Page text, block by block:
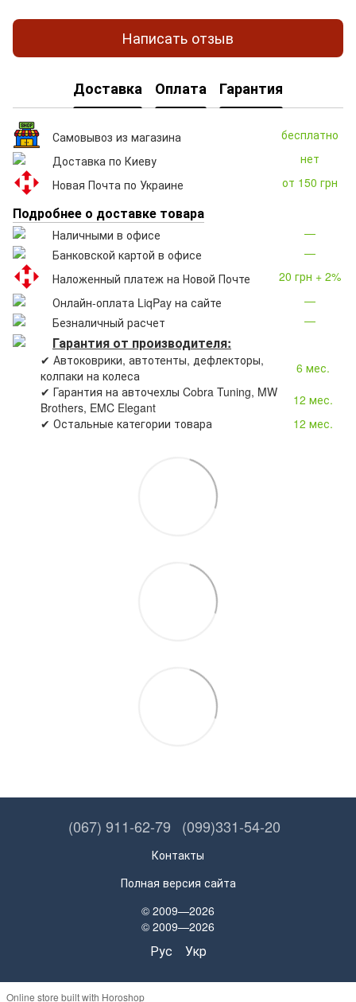
Написать отзыв
Доставка Оплата Гарантия
Самовывоз из магазина
бесплатно
Доставка по Киеву
нет
Новая Почта по Украине
от 150 грн
Подробнее о доставке товара
Наличными в офисе
—
Банковской картой в офисе
—
Наложенный платеж на Новой Почте
20 грн + 2%
Онлайн-оплата LiqPay на сайте
—
Безналичный расчет
—
Гарантия от производителя:
✔ Автоковрики, автотенты, дефлекторы,
колпаки на колеса
6 мес.
✔ Гарантия на авточехлы Cobra Tuning, MW
Brothers, EMC Elegant
12 мес.
✔ Остальные категории товара
12 мес.
(067) 911-62-79 (099)331-54-20
Контакты
Полная версия сайта
© 2009—2026
© 2009—2026
Рус Укр
Online store built with Horoshop